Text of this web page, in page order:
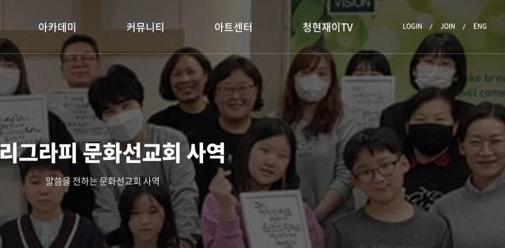
LOGIN JOIN ENG
아카데미 커뮤니티 아트센터 청현재이TV
그라피 문화선교회 사역
말씀을 전하는 문화선교회 사역